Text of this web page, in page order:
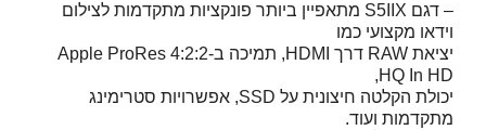
– דגם S5IIX מתאפיין ביותר פונקציות מתקדמות לצילום
וידאו מקצועי כמו
יציאת RAW דרך HDMI, תמיכה ב-Apple ProRes 4:2:2
HQ In HD,
יכולת הקלטה חיצונית על SSD, אפשרויות סטרימינג
מתקדמות ועוד.